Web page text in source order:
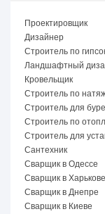
Проектировщик
Дизайнер
Строитель по
Ландшафтный
Кровельщик
Строитель по
Строитель для
Строитель по
Строитель для
Сантехник
Сварщик в Одессе
Сварщик в Харькове
Сварщик в Днепре
Сварщик в Киеве